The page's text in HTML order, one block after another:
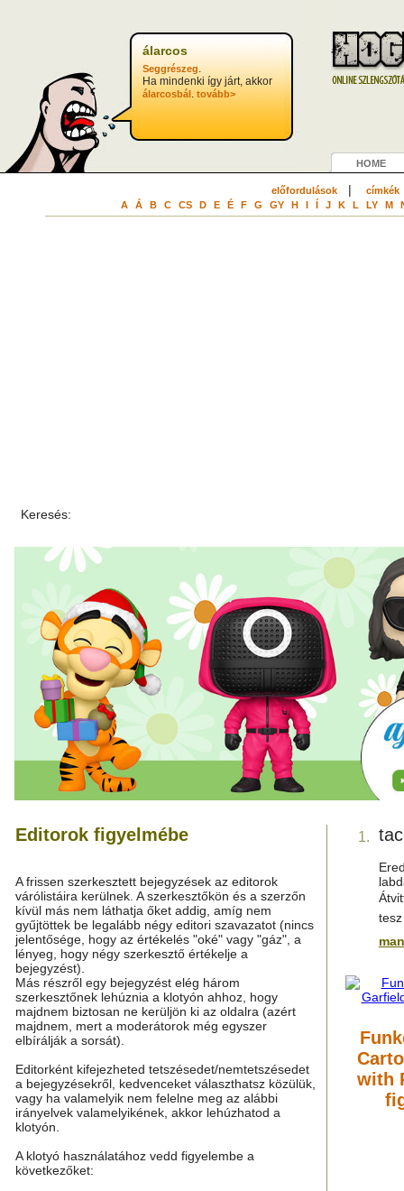
álarcos
Seggrészeg.
Ha mindenki így járt, akkor
álarcosbál. tovább>
HOME
előfordulások| címkék
A Á B C CS D E É F G GY H I Í J K L LY M
Keresés:
Editorok figyelmébe
A frissen szerkesztett bejegyzések az editorok
várólistáira kerülnek. A szerkesztőkön és a szerzőn
kívül más nem láthatja őket addig, amíg nem
gyűjtöttek be legalább négy editori szavazatot (nincs
jelentősége, hogy az értékelés "oké" vagy "gáz", a
lényeg, hogy négy szerkesztő értékelje a
bejegyzést).
Más részről egy bejegyzést elég három
szerkesztőnek lehúznia a klotyón ahhoz, hogy
majdnem biztosan ne kerüljön ki az oldalra (azért
majdnem, mert a moderátorok még egyszer
elbírálják a sorsát).
Editorként kifejezheted tetszésedet/nemtetszésedet
a bejegyzésekről, kedvenceket választhatsz közülük,
vagy ha valamelyik nem felelne meg az alábbi
irányelvek valamelyikének, akkor lehúzhatod a
klotyón.
A klotyó használatához vedd figyelembe a
következőket:
1.
with